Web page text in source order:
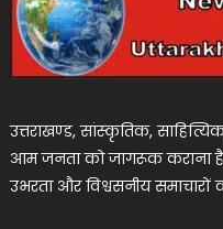
उत्तराखण्ड, सांस्कृतिक,
आम जनता को जागरूक कराना है।
उभरता और विश्वसनीय समाचारों